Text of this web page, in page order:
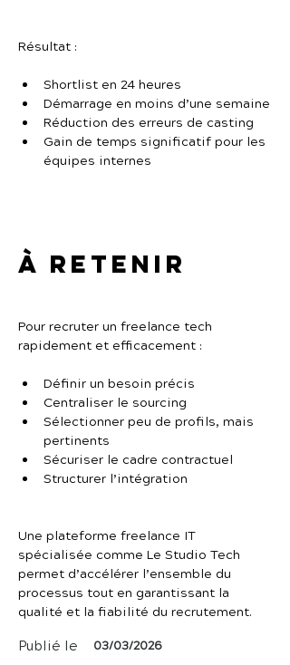
Résultat :
Shortlist en 24 heures
Démarrage en moins d’une semaine
Réduction des erreurs de casting
Gain de temps significatif pour les
équipes internes
À retenir
Pour recruter un freelance tech
rapidement et efficacement :
Définir un besoin précis
Centraliser le sourcing
Sélectionner peu de profils, mais
pertinents
Sécuriser le cadre contractuel
Structurer l’intégration
Une plateforme freelance IT
spécialisée comme Le Studio Tech
permet d’accélérer l’ensemble du
processus tout en garantissant la
qualité et la fiabilité du recrutement.
Publié le 03/03/2026